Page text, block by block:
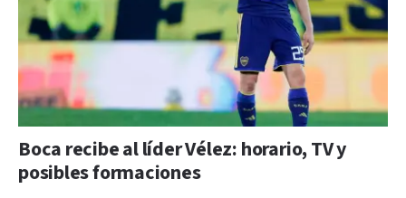
Boca recibe al líder Vélez: horario, TV y
posibles formaciones